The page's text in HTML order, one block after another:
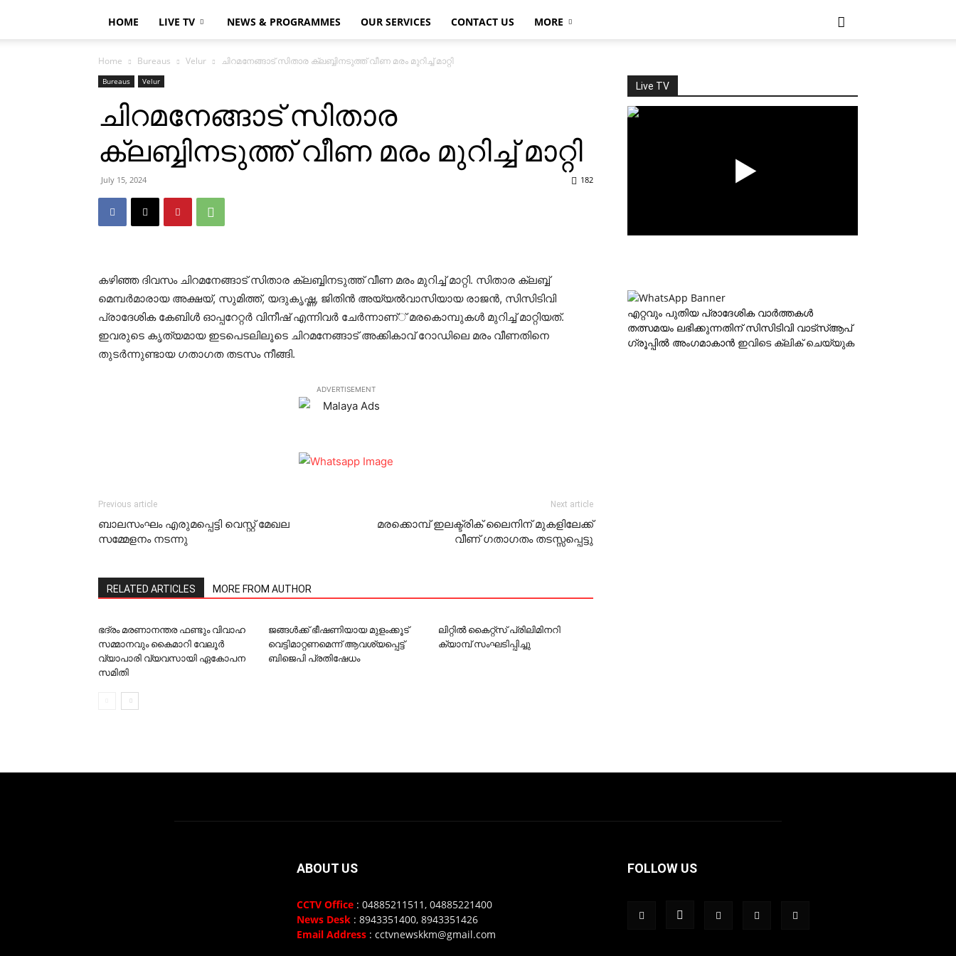
HOME LIVE TV NEWS & PROGRAMMES OUR SERVICES CONTACT US MORE
Home Bureaus Velur ചിറമനേങ്ങാട് സിതാര ക്ലബ്ബിനടുത്ത് വീണ മരം മുറിച്ച് മാറ്റി
Bureaus Velur
ചിറമനേങ്ങാട് സിതാര
ക്ലബ്ബിനടുത്ത് വീണ മരം മുറിച്ച് മാറ്റി
July 15, 2024 182
കഴിഞ്ഞ ദിവസം ചിറമനേങ്ങാട് സിതാര ക്ലബ്ബിനടുത്ത് വീണ മരം മുറിച്ച് മാറ്റി. സിതാര ക്ലബ്ബ്
മെമ്പര്‍മാരായ അക്ഷയ്, സുമിത്ത്, യദുകൃഷ്ണ, ജിതിന്‍ അയ്യല്‍വാസിയായ രാജന്‍, സിസിടിവി
പ്രാദേശിക കേബിള്‍ ഓപ്പറേറ്റര്‍ വിനീഷ് എന്നിവര്‍ ചേര്‍ന്നാണ്് മരകൊമ്പുകള്‍ മുറിച്ച് മാറ്റിയത്.
ഇവരുടെ കൃത്യമായ ഇടപെടലിലൂടെ ചിറമനേങ്ങാട് അക്കികാവ് റോഡിലെ മരം വീണതിനെ
തുടര്‍ന്നുണ്ടായ ഗതാഗത തടസം നീങ്ങി.
ADVERTISEMENT
Previous article
ബാലസംഘം എരുമപ്പെട്ടി വെസ്റ്റ് മേഖല
സമ്മേളനം നടന്നു
Next article
മരക്കൊമ്പ് ഇലക്ട്രിക് ലൈനിന് മുകളിലേക്ക്
വീണ് ഗതാഗതം തടസ്സപ്പെട്ടു
RELATED ARTICLES MORE FROM AUTHOR
ഭദ്രം മരണാനന്തര ഫണ്ടും വിവാഹ
സമ്മാനവും കൈമാറി വേലൂര്‍
വ്യാപാരി വ്യവസായി ഏകോപന
സമിതി
ജങ്ങള്‍ക്ക് ഭീഷണിയായ മുളംക്കൂട്
വെട്ടിമാറ്റണമെന്ന് ആവശ്യപ്പെട്ട്
ബിജെപി പ്രതിഷേധം
ലിറ്റില്‍ കൈറ്റ്‌സ് പ്രിലിമിനറി
ക്യാമ്പ് സംഘടിപ്പിച്ചു
Live TV
എറ്റവും പുതിയ പ്രാദേശിക വാര്‍ത്തകള്‍
തത്സമയം ലഭിക്കുന്നതിന് സിസിടിവി വാട്‌സ്ആപ്
ഗ്രൂപ്പില്‍ അംഗമാകാന്‍ ഇവിടെ ക്ലിക് ചെയ്യുക
ABOUT US
CCTV Office : 04885211511, 04885221400
News Desk : 8943351400, 8943351426
Email Address : cctvnewskkm@gmail.com
FOLLOW US